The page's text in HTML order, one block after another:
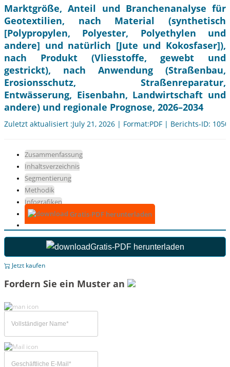
Marktgröße, Anteil und Branchenanalyse für
Geotextilien, nach Material (synthetisch
[Polypropylen, Polyester, Polyethylen und
andere] und natürlich [Jute und Kokosfaser]),
nach Produkt (Vliesstoffe, gewebt und
gestrickt), nach Anwendung (Straßenbau,
Erosionsschutz, Straßenreparatur,
Entwässerung, Eisenbahn, Landwirtschaft und
andere) und regionale Prognose, 2026–2034
Zuletzt aktualisiert :July 21, 2026 | Format:PDF | Berichts-ID:
Zusammenfassung
Inhaltsverzeichnis
Segmentierung
Methodik
Infografiken
Gratis-PDF herunterladen
Gratis-PDF herunterladen
Jetzt kaufen
Fordern Sie ein Muster an